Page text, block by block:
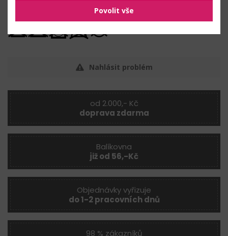
Nahlásit problém
od 2.000,- Kč
doprava zdarma
Balíkovna
již od 56,-Kč
Objednávky vyřizuje
do 1-2 pracovních dnů
98 % zákazníků
Povolit vše